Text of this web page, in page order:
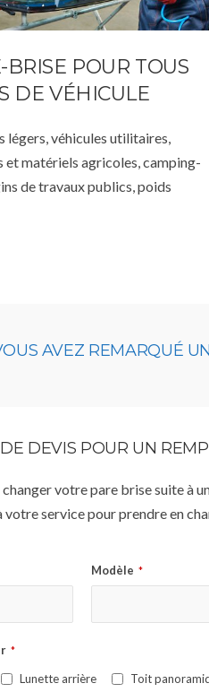
BRISE POUR TOUS
DE VÉHICULE
légers, véhicules utilitaires,
et matériels agricoles, camping-
de travaux publics, poids
AVEZ REMARQUÉ
DEVIS POUR UN
changer votre pare brise suite à
votre service pour prendre en
Modèle *
*
Lunette arrière Toit